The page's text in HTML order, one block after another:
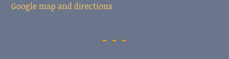
Google map and directions